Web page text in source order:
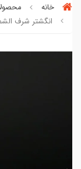
خانه
انگشتر شرف